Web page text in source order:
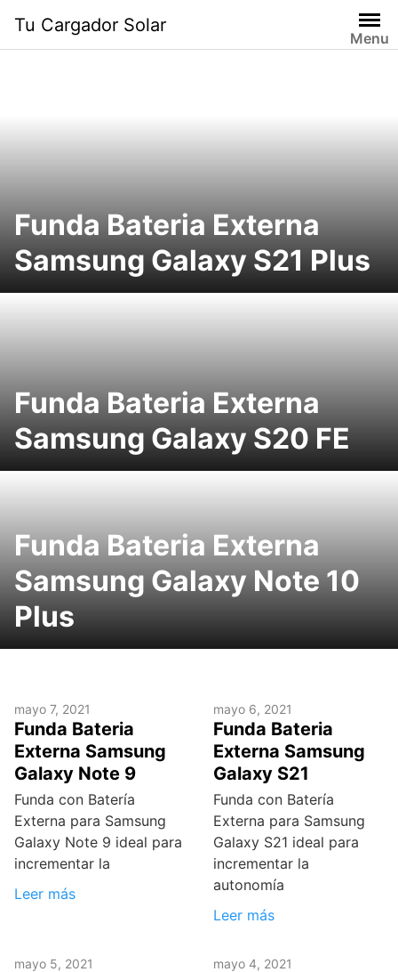
contenido
Tu Cargador Solar
Menu
Funda Bateria Externa
Samsung Galaxy S21 Plus
Funda Bateria Externa
Samsung Galaxy S20 FE
Funda Bateria Externa
Samsung Galaxy Note 10
Plus
mayo 7, 2021
Funda Bateria
Externa Samsung
Galaxy Note 9
Funda con Batería
Externa para Samsung
Galaxy Note 9 ideal para
incrementar la
Leer más
mayo 6, 2021
Funda Bateria
Externa Samsung
Galaxy S21
Funda con Batería
Externa para Samsung
Galaxy S21 ideal para
incrementar la
autonomía
Leer más
mayo 5, 2021 mayo 4, 2021